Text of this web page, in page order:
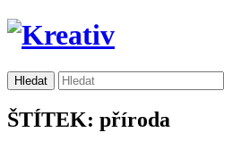
ŠTÍTEK: příroda